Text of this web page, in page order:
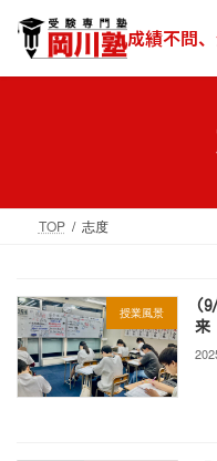
ン
ッ
ー
移
成績不問、
TOP 志度
授業風景
来